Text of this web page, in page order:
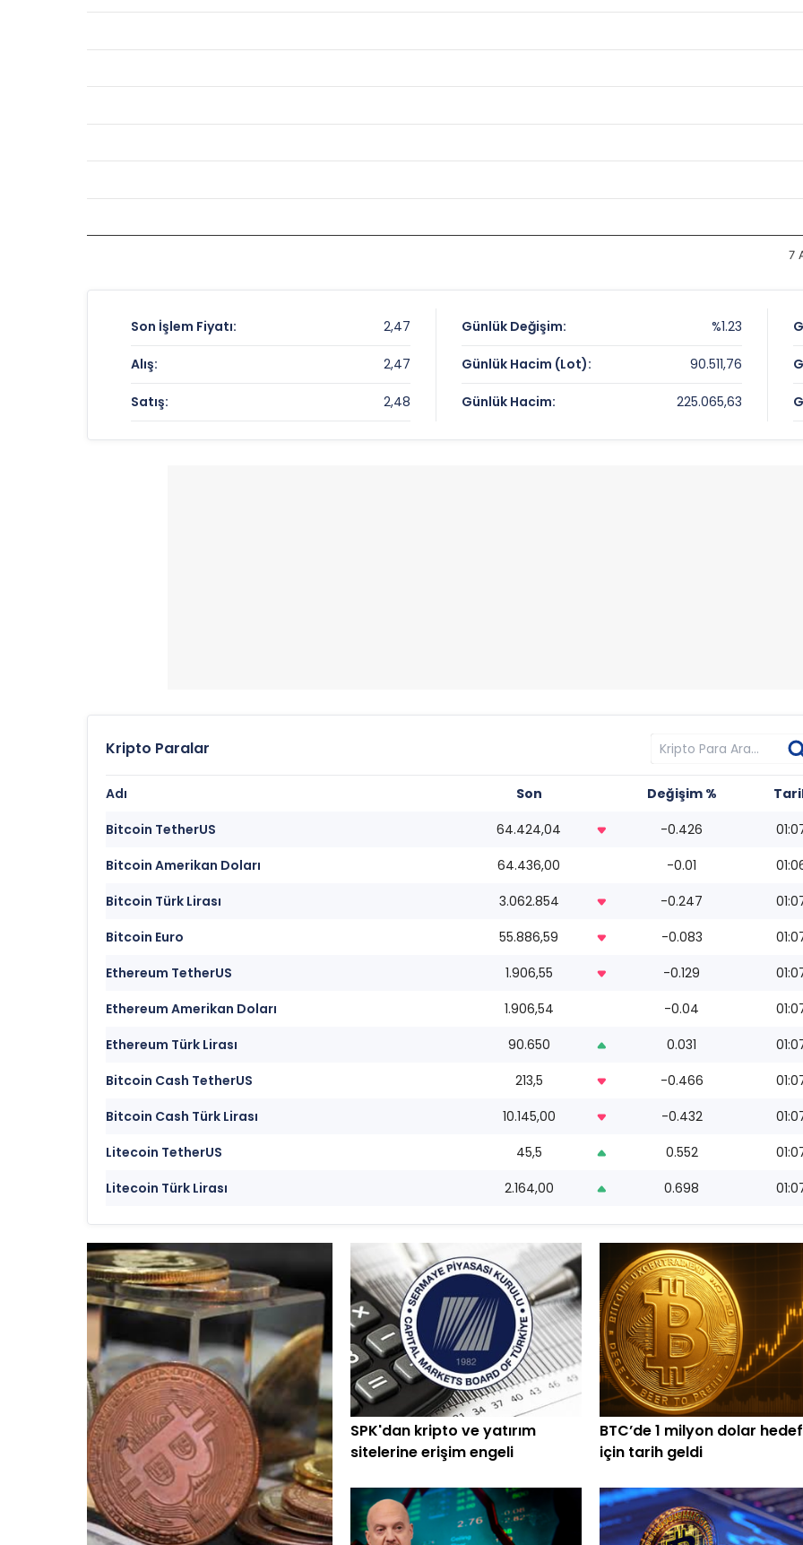
7
Son İşlem Fiyatı: 2,47
Alış: 2,47
Satış: 2,48
Günlük Değişim: %1.23
Günlük Hacim (Lot): 90.511,76
Günlük Hacim: 225.065,63
Kripto Paralar
Adı Son Değişim %
Bitcoin TetherUS
64.424,04 -0.426
Bitcoin Amerikan Doları
64.436,00 -0.01
Bitcoin Türk Lirası
3.062.854 -0.247
Bitcoin Euro
55.886,59 -0.083
Ethereum TetherUS
1.906,55 -0.129
Ethereum Amerikan Doları
1.906,54 -0.04
Ethereum Türk Lirası
90.650 0.031
Bitcoin Cash TetherUS
213,5 -0.466
Bitcoin Cash Türk Lirası
10.145,00 -0.432
Litecoin TetherUS
45,5 0.552
Litecoin Türk Lirası
2.164,00 0.698
SPK'dan kripto ve yatırım
sitelerine erişim engeli
BTC’de 1 milyon dolar
için tarih geldi